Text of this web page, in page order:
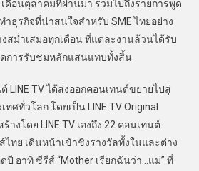
เดือนตุลาคมที่ผ่านมา รวมไปถึงรายการพูด
ำธุรกิจที่น่าสนใจสำหรับ SME ไทยอย่าง
งสม่ำเสมอทุกเดือน ที่แต่ละงานล้วนได้รับ
ดการรับชมหลักแสนแทบทั้งสิ้น
TV ได้ส่งออกคอนเทนต์ขยายไปสู่
ศทั่วโลก โดยเป็น LINE TV Original
งโดย LINE TV เองถึง 22 คอนเทนต์
ทย เดินหน้าเข้าชิงรางวัลทั้งในและต่าง
ปี อาทิ ซีรีส์ “Mother เรียกฉันว่า…แม่” ที่